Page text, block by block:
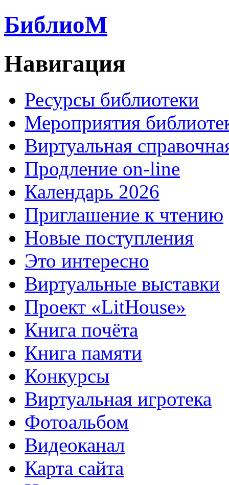
БиблиоМ
Навигация
Ресурсы библиотеки
Мероприятия
Виртуальная
Продление on-line
Календарь 2026
Приглашение к чтению
Новые поступления
Это интересно
Виртуальные выставки
Проект «LitHouse»
Книга почёта
Книга памяти
Конкурсы
Виртуальная игротека
Фотоальбом
Видеоканал
Карта сайта